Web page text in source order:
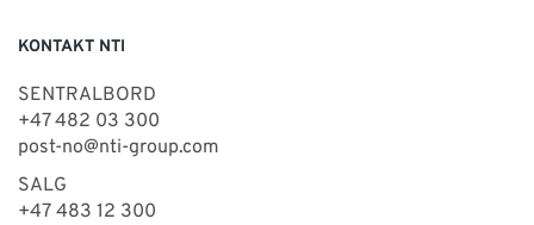
KONTAKT NTI
SENTRALBORD
+47 482 03 300
post-no@nti-group.com
SALG
+47 483 12 300